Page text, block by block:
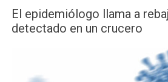
El epidemiólogo llama a
detectado en un crucero